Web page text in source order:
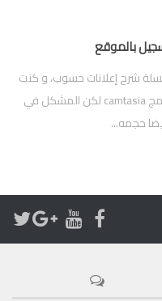
بالموقع
شرح إعلانات حسوب، و كنت
أقوم بالشرح عن طريق تسجيل الشاشة ببرنامج camtasia لكن المشكل في
حجمه...